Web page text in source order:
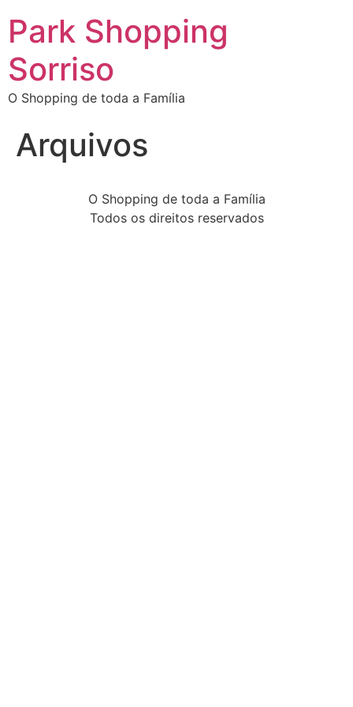
Park Shopping
Sorriso
O Shopping de toda a Família
Arquivos
O Shopping de toda a Família
Todos os direitos reservados